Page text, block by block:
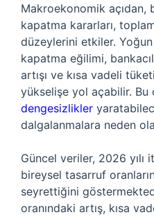
Makroekonomik açıdan,
kapatma kararları,
düzeylerini etkiler.
kapatma eğilimi,
artışı ve kısa vadeli
yükselişe yol açabilir. Bu
dengesizlikler
dalgalanmalara neden
Güncel veriler, 2026 yılı
bireysel tasarruf
seyrettiğini
oranındaki artış, kısa